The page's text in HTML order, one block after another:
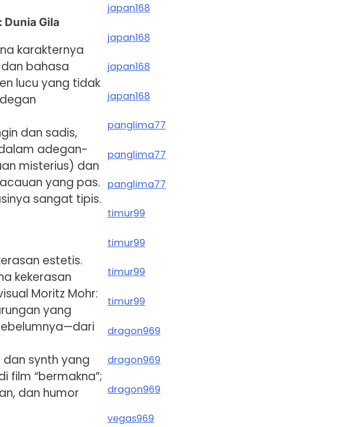
Dunia Gila
karakternya
bahasa
lucu yang tidak
dan sadis,
adegan-
misterius) dan
yang pas.
sangat tipis.
estetis.
kekerasan
Moritz Mohr:
yang
dan synth yang
film “bermakna”;
dan humor
japan168
japan168
japan168
japan168
panglima77
panglima77
panglima77
timur99
timur99
timur99
timur99
dragon969
dragon969
dragon969
vegas969